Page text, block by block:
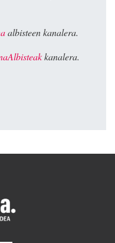
albisteen kanalera.
kanalera.